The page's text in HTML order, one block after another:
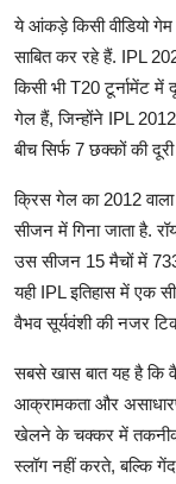
ये आंकड़े किसी वीडियो
साबित कर रहे हैं. IPL
किसी भी T20 टूर्नामेंट
गेल हैं, जिन्होंने IPL
बीच सिर्फ 7 छक्कों की
क्रिस गेल का 2012
सीजन में गिना जाता है.
उस सीजन 15 मैचों में
यही IPL इतिहास में एक
वैभव सूर्यवंशी की नजर
सबसे खास बात यह है कि
आक्रामकता और
खेलने के चक्कर में
स्लॉग नहीं करते, बल्कि